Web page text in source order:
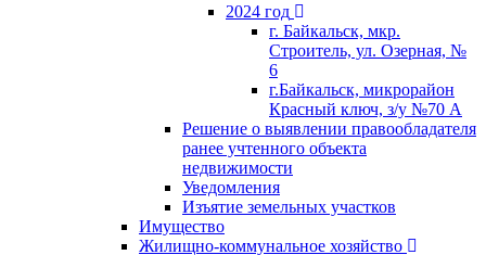
2024 год
г. Байкальск, мкр.
Строитель, ул. Озерная, №
6
г.Байкальск, микрорайон
Красный ключ, з/у №70 А
Решение о выявлении правообладателя
ранее учтенного объекта
недвижимости
Уведомления
Изъятие земельных участков
Имущество
Жилищно-коммунальное хозяйство